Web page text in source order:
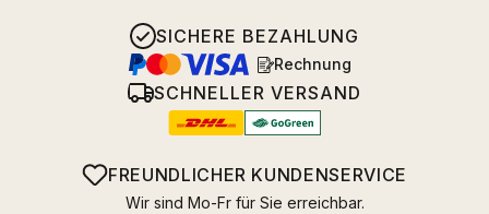
SICHERE BEZAHLUNG
Rechnung
SCHNELLER VERSAND
FREUNDLICHER KUNDENSERVICE
Wir sind Mo-Fr für Sie erreichbar.